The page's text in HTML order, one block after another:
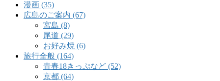
漫画 (35)
広島のご案内 (67)
宮島 (8)
尾道 (29)
お好み焼 (6)
旅行全般 (164)
青春18きっぷなど (52)
京都 (64)